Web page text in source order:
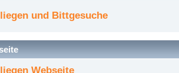
und Bittgesuche
Webseite